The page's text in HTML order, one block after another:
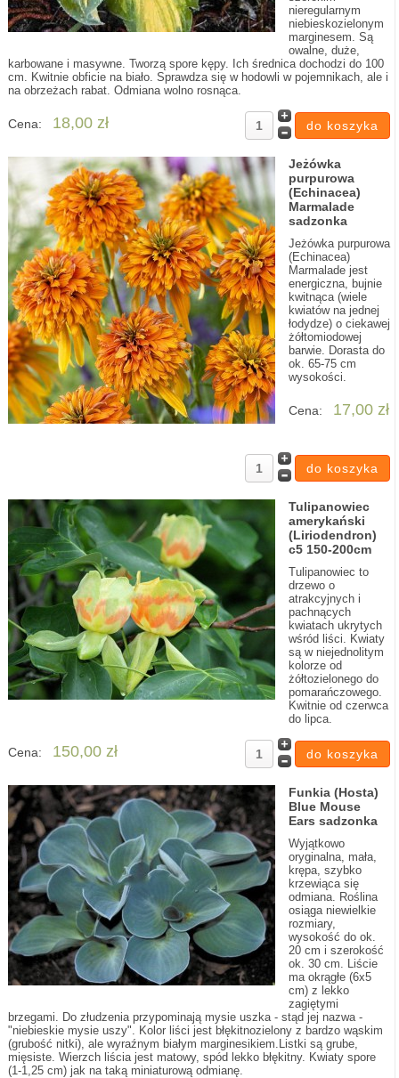
nieregularnym
niebieskozielonym
marginesem. Są
owalne, duże,
karbowane i masywne. Tworzą spore kępy. Ich średnica dochodzi do 100
cm. Kwitnie obficie na biało. Sprawdza się w hodowli w pojemnikach, ale i
na obrzeżach rabat. Odmiana wolno rosnąca.
Cena: 18,00 zł
Jeżówka
purpurowa
(Echinacea)
Marmalade
sadzonka
Jeżówka purpurowa
(Echinacea)
Marmalade jest
energiczna, bujnie
kwitnąca (wiele
kwiatów na jednej
łodydze) o ciekawej
żółtomiodowej
barwie. Dorasta do
ok. 65-75 cm
wysokości.
Cena: 17,00 zł
Tulipanowiec
amerykański
(Liriodendron)
c5 150-200cm
Tulipanowiec to
drzewo o
atrakcyjnych i
pachnących
kwiatach ukrytych
wśród liści. Kwiaty
są w niejednolitym
kolorze od
żółtozielonego do
pomarańczowego.
Kwitnie od czerwca
do lipca.
Cena: 150,00 zł
Funkia (Hosta)
Blue Mouse
Ears sadzonka
Wyjątkowo
oryginalna, mała,
krępa, szybko
krzewiąca się
odmiana. Roślina
osiąga niewielkie
rozmiary,
wysokość do ok.
20 cm i szerokość
ok. 30 cm. Liście
ma okrągłe (6x5
cm) z lekko
zagiętymi
brzegami. Do złudzenia przypominają mysie uszka - stąd jej nazwa -
"niebieskie mysie uszy". Kolor liści jest błękitnozielony z bardzo wąskim
(grubość nitki), ale wyraźnym białym marginesikiem.Listki są grube,
mięsiste. Wierzch liścia jest matowy, spód lekko błękitny. Kwiaty spore
(1-1,25 cm) jak na taką miniaturową odmianę.